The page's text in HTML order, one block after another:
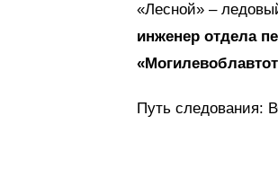
«Лесной» –
инженер отдела
Путь следования: